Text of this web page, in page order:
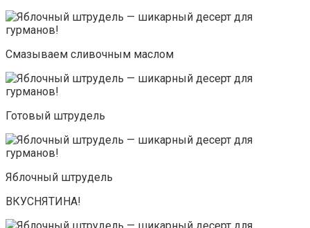
Смазываем сливочным маслом
Готовый штрудель
Яблочный штрудель
ВКУСНЯТИНА!